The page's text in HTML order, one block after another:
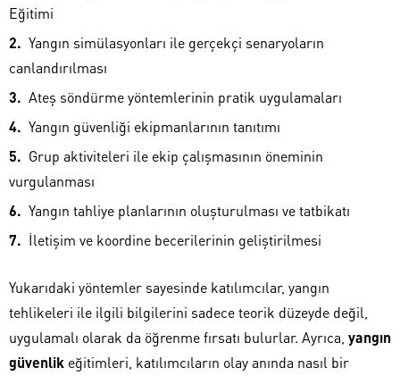
Eğitimi
Yangın simülasyonları ile gerçekçi senaryoların
canlandırılması
Ateş söndürme yöntemlerinin pratik uygulamaları
Yangın güvenliği ekipmanlarının tanıtımı
Grup aktiviteleri ile ekip çalışmasının öneminin
vurgulanması
Yangın tahliye planlarının oluşturulması ve tatbikatı
İletişim ve koordine becerilerinin geliştirilmesi
Yukarıdaki yöntemler sayesinde katılımcılar, yangın
tehlikeleri ile ilgili bilgilerini sadece teorik düzeyde değil,
uygulamalı olarak da öğrenme fırsatı bulurlar. Ayrıca, yangın
güvenlik eğitimleri, katılımcıların olay anında nasıl bir